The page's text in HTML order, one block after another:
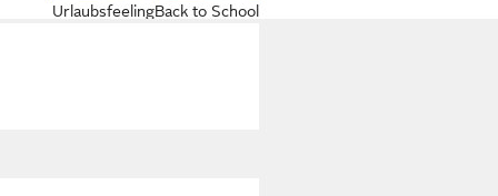
Back to School
Urlaubsfeeling